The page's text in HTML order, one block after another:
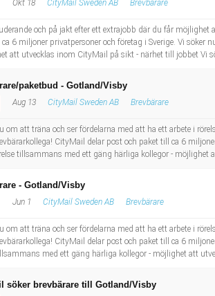
Okt 18 CityMail Sweden AB Brevbärare
och på jakt efter ett extrajobb där du får möjlighet
6 miljoner privatpersoner och företag i Sverige. Vi
att utvecklas inom CityMail på sikt - närhet till jobbet Vi
paketbud - Gotland/Visby
Aug 13 CityMail Sweden AB Brevbärare
om att träna och ser fördelarna med att ha ett arbete i
CityMail delar post och paket till ca 6
tillsammans med ett gäng härliga kollegor - möjlighet
- Gotland/Visby
Jun 1 CityMail Sweden AB Brevbärare
om att träna och ser fördelarna med att ha ett arbete i
CityMail delar post och paket till ca 6
med ett gäng härliga kollegor - möjlighet att
söker brevbärare till Gotland/Visby